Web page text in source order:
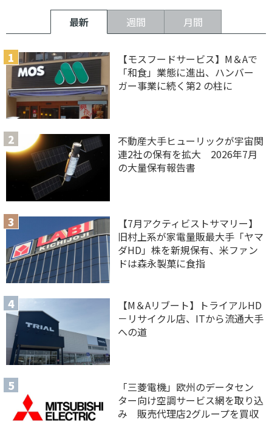
最新 週間 月間
【モスフードサービス】M＆Aで
「和食」業態に進出、ハンバー
ガー事業に続く第2 の柱に
不動産大手ヒューリックが宇宙関
連2社の保有を拡大 2026年7月
の大量保有報告書
【7月アクティビストサマリー】
旧村上系が家電量販最大手「ヤマ
ダHD」株を新規保有、米ファン
ドは森永製菓に食指
【M＆Aリブート】トライアルHD
－リサイクル店、ITから流通大手
への道
「三菱電機」欧州のデータセン
ター向け空調サービス網を取り込
み 販売代理店2グループを買収